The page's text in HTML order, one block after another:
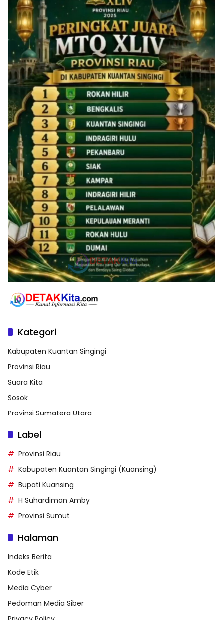
Kategori
Kabupaten Kuantan Singingi
Provinsi Riau
Suara Kita
Sosok
Provinsi Sumatera Utara
Label
Provinsi Riau
Kabupaten Kuantan Singingi (Kuansing)
Bupati Kuansing
H Suhardiman Amby
Provinsi Sumut
Halaman
Indeks Berita
Kode Etik
Media Cyber
Pedoman Media Siber